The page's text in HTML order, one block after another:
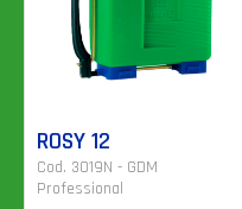
ROSY 12
Cod. 3019N - GDM
Professional